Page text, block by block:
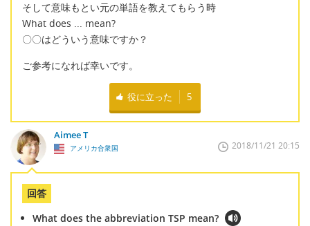
そして意味もとい元の単語を教えてもらう時
What does ... mean?
〇〇はどういう意味ですか？
ご参考になれば幸いです。
役に立った 5
Aimee T
アメリカ合衆国 2018/11/21 20:15
回答
What does the abbreviation TSP mean?